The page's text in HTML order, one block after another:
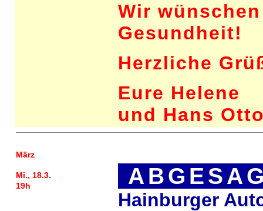
Wir
Gesundheit!
Herzliche
Eure Helene
und Hans
März
Mi., 18.3.
19h
Hainburger